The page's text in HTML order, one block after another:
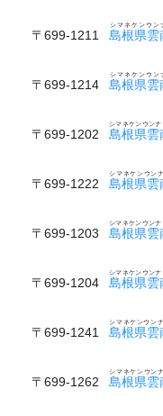
〒699-1211 島根県雲
シマネケンウン
〒699-1214 島根県雲
シマネケンウン
〒699-1202 島根県雲
シマネケンウン
〒699-1222 島根県雲
シマネケンウン
〒699-1203 島根県雲
シマネケンウン
〒699-1204 島根県雲
シマネケンウン
〒699-1241 島根県雲
シマネケンウン
〒699-1262 島根県雲
シマネケンウン